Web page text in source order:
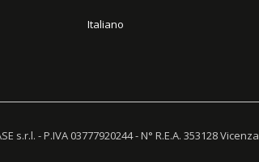
Italiano
s.r.l. - P.IVA 03777920244 - N° R.E.A. 353128 Vicenza